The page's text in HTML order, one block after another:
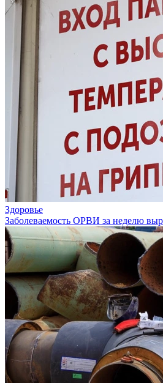
Здоровье
Заболеваемость ОРВИ за неделю